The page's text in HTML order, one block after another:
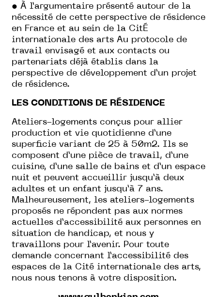
• À l’argumentaire présenté autour de la
nécessité de cette perspective de résidence
en France et au sein de la CitÉ
internationale des arts Au protocole de
travail envisagé et aux contacts ou
partenariats déjà établis dans la
perspective de développement d’un projet
de résidence.
LES CONDITIONS DE RÉSIDENCE
Ateliers-logements conçus pour allier
production et vie quotidienne d’une
superficie variant de 25 à 50m2. Ils se
composent d’une pièce de travail, d’une
cuisine, d’une salle de bains et d’un espace
nuit et peuvent accueillir jusqu’à deux
adultes et un enfant jusqu’à 7 ans.
Malheureusement, les ateliers-logements
proposés ne répondent pas aux normes
actuelles d’accessibilité aux personnes en
situation de handicap, et nous y
travaillons pour l’avenir. Pour toute
demande concernant l’accessibilité des
espaces de la Cité internationale des arts,
nous nous tenons à votre disposition.